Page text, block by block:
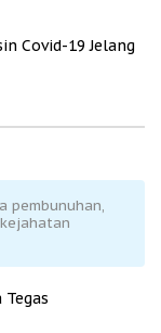
Covid-19 Jelang
pembunuhan,